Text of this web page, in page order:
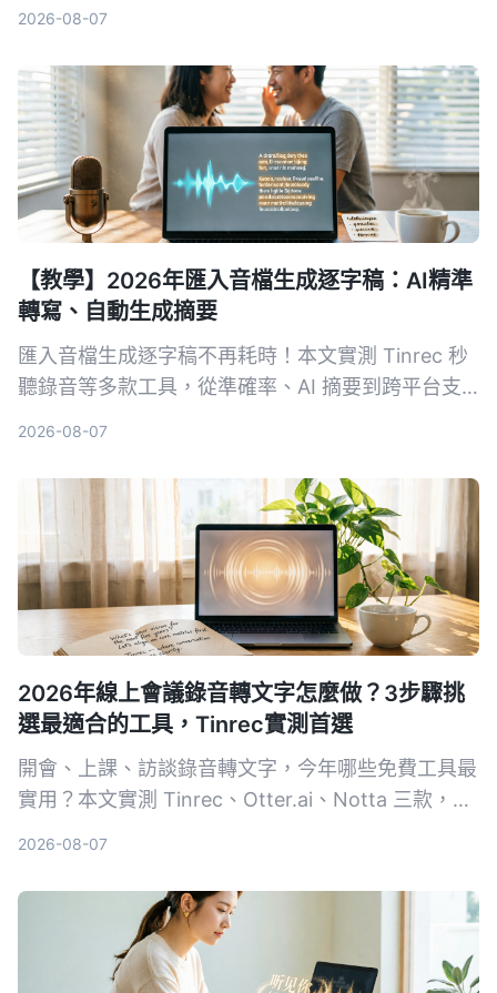
2026-08-07
【教學】2026年匯入音檔生成逐字稿：AI精準
轉寫、自動生成摘要
匯入音檔生成逐字稿不再耗時！本文實測 Tinrec 秒
聽錄音等多款工具，從準確率、AI 摘要到跨平台支
2026-08-07
2026年線上會議錄音轉文字怎麼做？3步驟挑
選最適合的工具，Tinrec實測首選
開會、上課、訪談錄音轉文字，今年哪些免費工具最
實用？本文實測 Tinrec、Otter.ai、Notta 三款，從
2026-08-07